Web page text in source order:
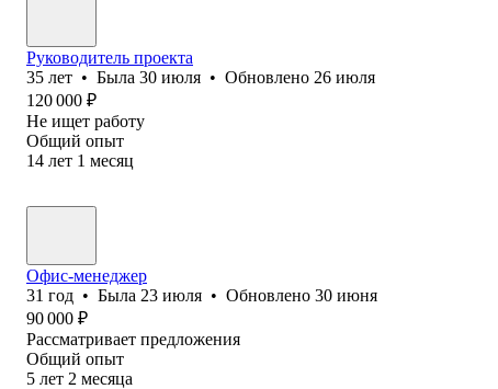
Руководитель проекта
35 лет • Была 30 июля • Обновлено 26 июля
120 000 ₽
Не ищет работу
Общий опыт
14 лет 1 месяц
Офис-менеджер
31 год • Была 23 июля • Обновлено 30 июня
90 000 ₽
Рассматривает предложения
Общий опыт
5 лет 2 месяца